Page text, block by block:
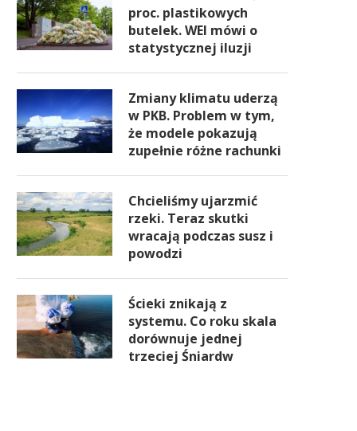
proc. plastikowych
butelek. WEI mówi o
statystycznej iluzji
Zmiany klimatu uderzą
w PKB. Problem w tym,
że modele pokazują
zupełnie różne rachunki
Chcieliśmy ujarzmić
rzeki. Teraz skutki
wracają podczas susz i
powodzi
Ścieki znikają z
systemu. Co roku skala
dorównuje jednej
trzeciej Śniardw